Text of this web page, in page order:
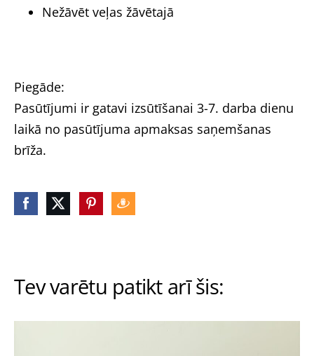
Nežāvēt veļas žāvētajā
Piegāde:
Pasūtījumi ir gatavi izsūtīšanai 3-7. darba dienu
laikā no pasūtījuma apmaksas saņemšanas
brīža.
Tev varētu patikt arī šis: